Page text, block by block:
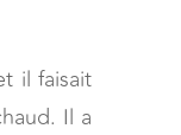
il faisait
Il a